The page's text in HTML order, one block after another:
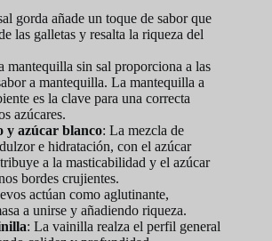
gorda añade un toque de sabor que
las galletas y resalta la riqueza del
mantequilla sin sal proporciona a las
a mantequilla. La mantequilla a
es la clave para una correcta
azúcares.
y azúcar blanco: La mezcla de
e hidratación, con el azúcar
a la masticabilidad y el azúcar
bordes crujientes.
actúan como aglutinante,
a unirse y añadiendo riqueza.
: La vainilla realza el perfil general